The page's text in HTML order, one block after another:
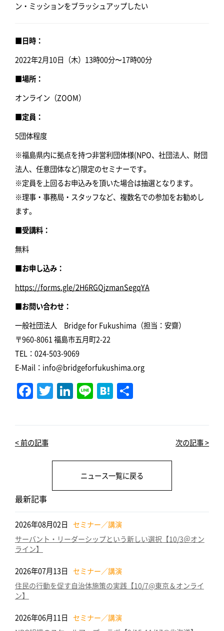
ン・ミッションをブラッシュアップしたい
■日時：
2022年2月10日（木）13時00分〜17時00分
■場所：
オンライン（ZOOM）
■定員：
5団体程度
※福島県内に拠点を持つ非営利団体様(NPO、社団法人、財団
法人、任意団体など)限定のセミナーです。
※定員を上回るお申込みを頂いた場合は抽選となります。
※理事・事務局・スタッフなど、複数名での参加をお勧めし
ます。
■受講料：
無料
■お申し込み：
https://forms.gle/2H6RGQjzmanSegqYA
■お問い合わせ：
一般社団法人 Bridge for Fukushima（担当：安齋）
〒960-8061 福島市五月町2-22
TEL：024-503-9069
E-Mail：info@bridgeforfukushima.org
F
c
e
k
T
it
r
Li
k
dI
n
Li
e
H
e
a
共
< 前の記事 次の記事 >
ニュース一覧に戻る
最新記事
2026年08月02日
セミナー／講演
サーバント・リーダーシップという新しい選択【10/3＠オン
ライン】
2026年07月13日
セミナー／講演
住民の行動を促す自治体施策の実践【10/7@東京＆オンライ
ン】
2026年06月11日
セミナー／講演